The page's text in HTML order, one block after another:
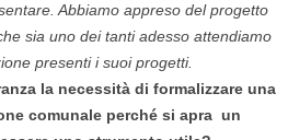
Abbiamo appreso del progetto
sia uno dei tanti adesso attendiamo
presenti i suoi progetti.
la necessità di formalizzare una
comunale perché si apra un